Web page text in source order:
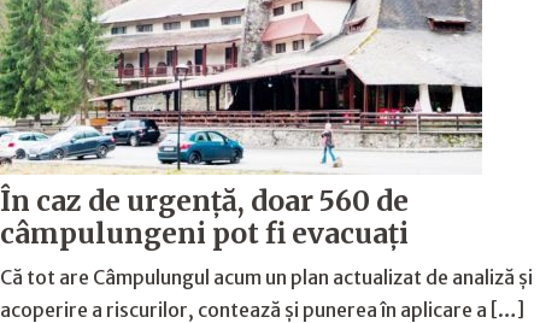
În caz de urgență, doar 560 de
câmpulungeni pot fi evacuați
Că tot are Câmpulungul acum un plan actualizat de analiză și
acoperire a riscurilor, contează și punerea în aplicare a […]